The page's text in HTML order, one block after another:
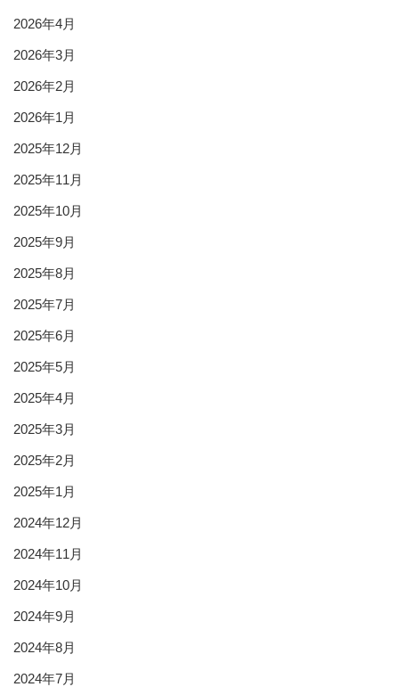
2026年4月
2026年3月
2026年2月
2026年1月
2025年12月
2025年11月
2025年10月
2025年9月
2025年8月
2025年7月
2025年6月
2025年5月
2025年4月
2025年3月
2025年2月
2025年1月
2024年12月
2024年11月
2024年10月
2024年9月
2024年8月
2024年7月